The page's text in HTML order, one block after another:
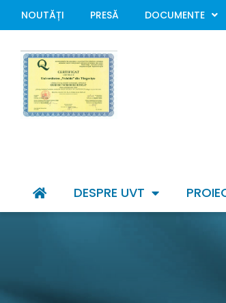
NOUTĂȚI PRESĂ DOCUMENTE
DESPRE UVT